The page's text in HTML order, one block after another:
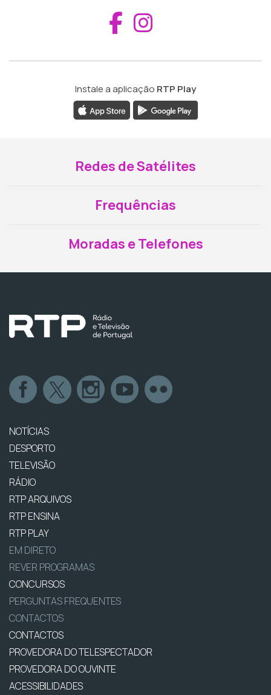
Aceder ao
Instale a aplicação RTP Play
Redes de Satélites
Frequências
Moradas e Telefones
NOTÍCIAS
DESPORTO
TELEVISÃO
RÁDIO
RTP ARQUIVOS
RTP ENSINA
RTP PLAY
EM DIRETO
REVER PROGRAMAS
CONCURSOS
PERGUNTAS FREQUENTES
CONTACTOS
CONTACTOS
PROVEDORA DO TELESPECTADOR
PROVEDORA DO OUVINTE
ACESSIBILIDADES